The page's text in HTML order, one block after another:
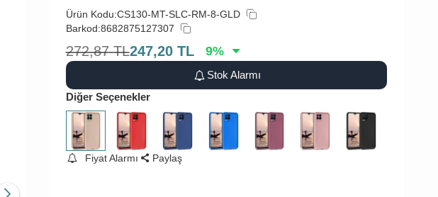
Ürün Kodu:CS130-MT-SLC-RM-8-GLD
Barkod:8682875127307
272,87 TL247,20 TL 9%
Stok Alarmı
Diğer Seçenekler
Fiyat Alarmı Paylaş